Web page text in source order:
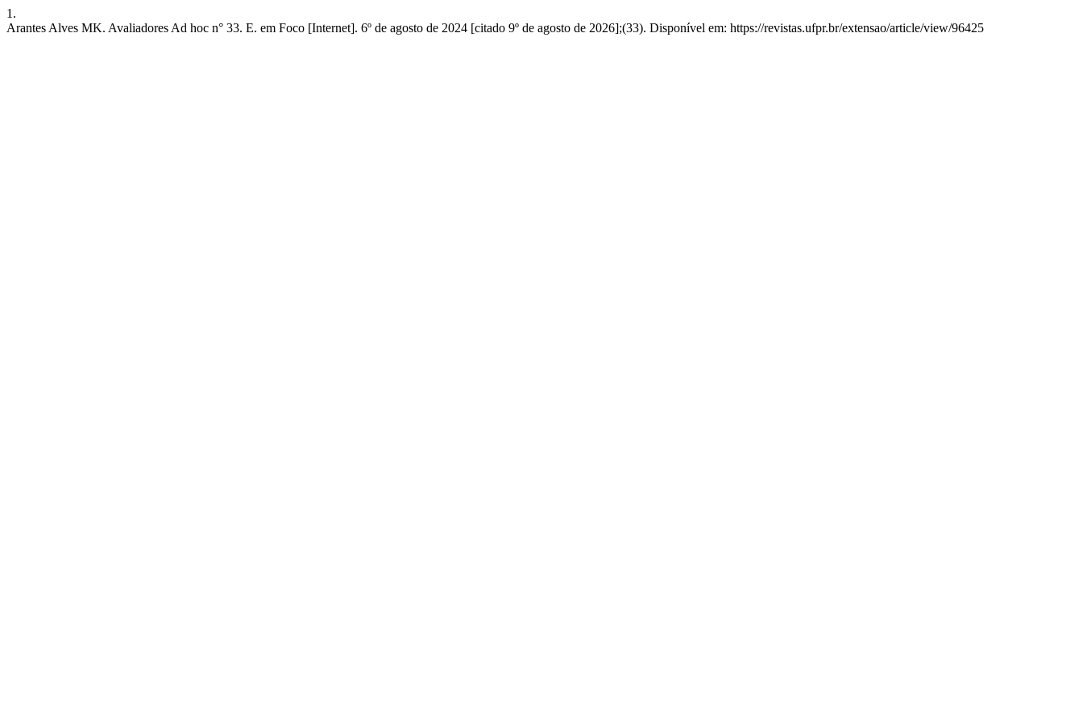
1.
Arantes Alves MK. Avaliadores Ad hoc n° 33. E. em Foco [Internet]. 6º de agosto de 2024 [citado 9º de agosto de 2026];(33). Disponível em: https://revistas.ufpr.br/extensao/article/view/96425